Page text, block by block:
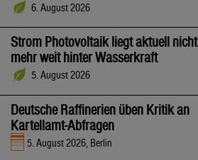
6. August 2026
Strom Photovoltaik liegt aktuell nicht
mehr weit hinter Wasserkraft
5. August 2026
Deutsche Raffinerien üben Kritik an
Kartellamt-Abfragen
5. August 2026, Berlin